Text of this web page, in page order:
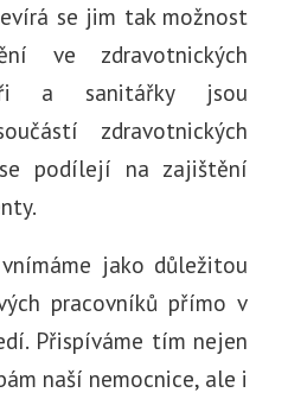
se jim tak možnost
ve zdravotnických
a sanitářky jsou
zdravotnických
podílejí na zajištění
jako důležitou
pracovníků přímo v
Přispíváme tím nejen
naší nemocnice, ale i